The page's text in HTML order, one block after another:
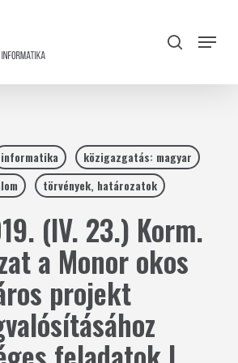
search
Menu
informatika
közigazgatás: magyar
törvények, határozatok
(IV. 23.) Korm.
a Monor okos
projekt
Close